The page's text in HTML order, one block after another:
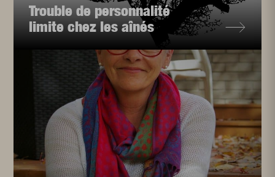
Trouble de personnalité
limite chez les aînés